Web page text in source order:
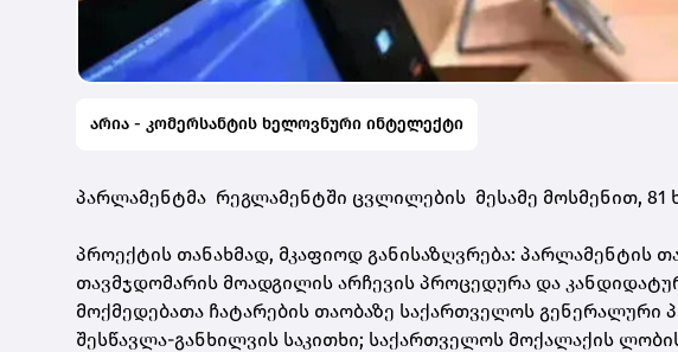
არია - კომერსანტის ხელოვნური ინტელექტი
პარლამენტმა რეგლამენტში ცვლილების მესამე მოსმენით, 81
პროექტის თანახმად, მკაფიოდ განისაზღვრება: პარლამენტის
თავმჯდომარის მოადგილის არჩევის პროცედურა და
მოქმედებათა ჩატარების თაობაზე საქართველოს გენერალური
შესწავლა-განხილვის საკითხი; საქართველოს მოქალაქის